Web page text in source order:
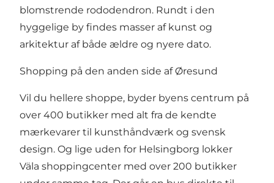
blomstrende rododendron. Rundt i den
hyggelige by findes masser af kunst og
arkitektur af både ældre og nyere dato.
Shopping på den anden side af Øresund
Vil du hellere shoppe, byder byens centrum på
over 400 butikker med alt fra de kendte
mærkevarer til kunsthåndværk og svensk
design. Og lige uden for Helsingborg lokker
Väla shoppingcenter med over 200 butikker